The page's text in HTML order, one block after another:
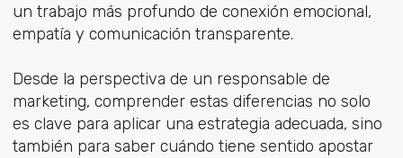
un trabajo más profundo de conexión emocional,
empatía y comunicación transparente.
Desde la perspectiva de un responsable de
marketing, comprender estas diferencias no solo
es clave para aplicar una estrategia adecuada, sino
también para saber cuándo tiene sentido apostar